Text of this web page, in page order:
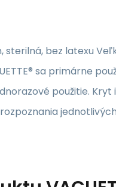
sterilná, bez latexu
sa primárne
použitie.